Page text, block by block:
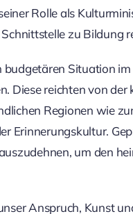
Rolle als
zu Bildung
Situation
Diese reichten von der
Regionen wie
Erinnerungskultur.
um den
Anspruch, Kunst